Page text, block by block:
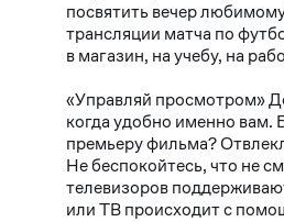
посвятить вечер
трансляции матча по
в магазин, на учебу, на
«Управляй просмотром»
когда удобно именно вам.
премьеру фильма?
Не беспокойтесь, что не
телевизоров
или ТВ происходит с